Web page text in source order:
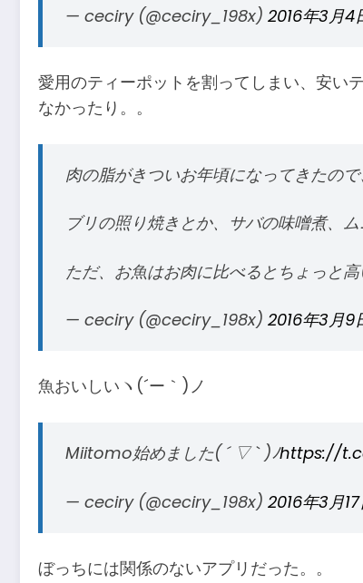
— ceciry (@ceciry_198x) 2016年3月4
愛用のティーポットを割ってしまい、安い
なかったり。。
肉の脂がきついお年頃になってきたので
ブリの照り焼きとか、サバの味噌煮、
ただ、お魚はお肉に比べるとちょっと
— ceciry (@ceciry_198x) 2016年3月9
魚おいしいヽ(´ー｀)ノ
Miitomo始めました( ´ ▽ ` )ﾉhttps://
— ceciry (@ceciry_198x) 2016年3月
ぼっちには関係のないアプリだった。。